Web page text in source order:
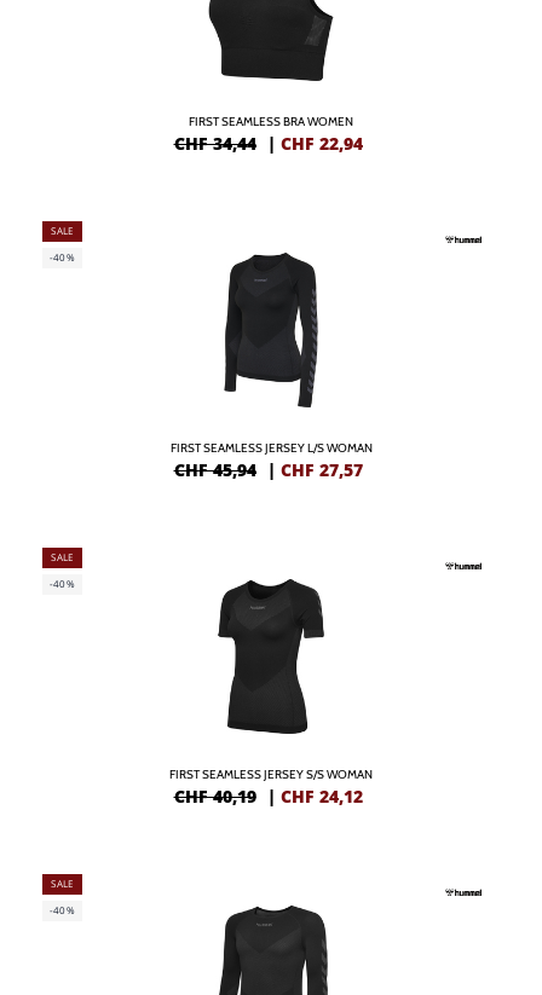
FIRST SEAMLESS BRA WOMEN
CHF 34,44 | CHF 22,94
SALE
-40%
FIRST SEAMLESS JERSEY L/S WOMAN
CHF 45,94 | CHF 27,57
SALE
-40%
FIRST SEAMLESS JERSEY S/S WOMAN
CHF 40,19 | CHF 24,12
SALE
-40%